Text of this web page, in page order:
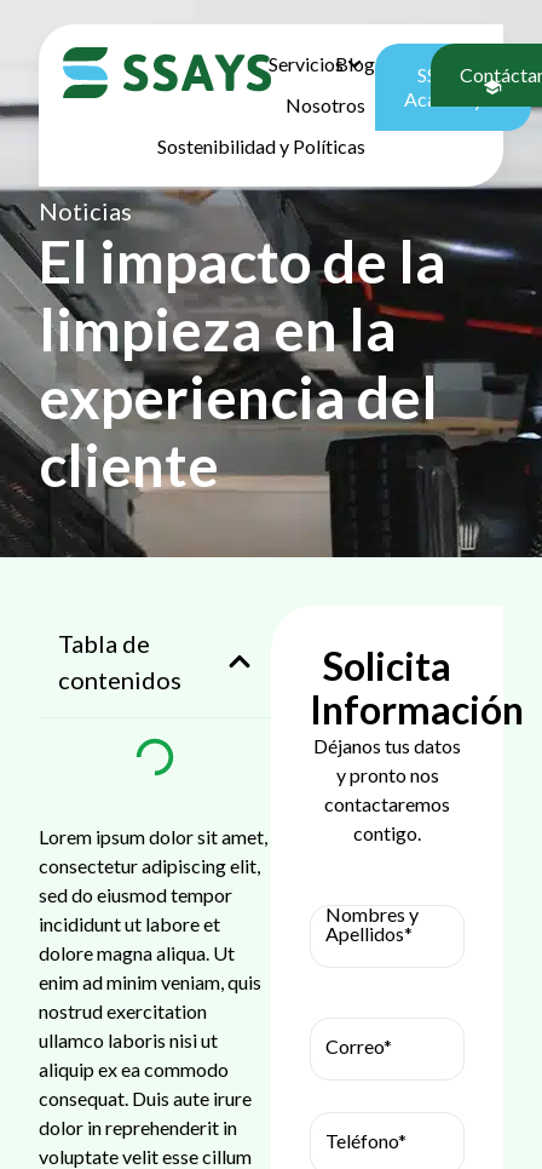
Servicios
Nosotros
Sostenibilidad y Políticas
Blog
SSAYS
Academy
Noticias
El impacto de la
limpieza en la
experiencia del
cliente
Tabla de
contenidos
Lorem ipsum dolor sit amet,
consectetur adipiscing elit,
sed do eiusmod tempor
incididunt ut labore et
dolore magna aliqua. Ut
enim ad minim veniam, quis
nostrud exercitation
ullamco laboris nisi ut
aliquip ex ea commodo
consequat. Duis aute irure
dolor in reprehenderit in
voluptate velit esse cillum
Solicita
Información
Déjanos tus datos
y pronto nos
contactaremos
contigo.
Nombres y
Apellidos*
Correo*
Teléfono*